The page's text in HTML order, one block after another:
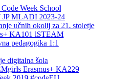
Week School
JP MLADI 2023-24
učnih okolij za 21. stoletje
KA101 lSTEAM
pedagogika 1:1
digitalna šola
Erasmus+ KA229